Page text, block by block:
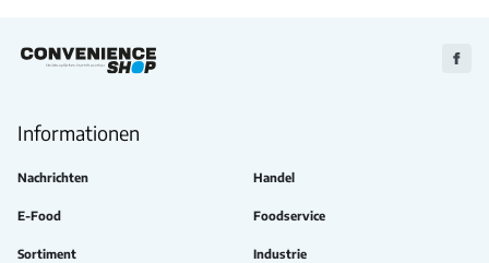
Zu
Informationen
Nachrichten Handel
E-Food Foodservice
Sortiment Industrie